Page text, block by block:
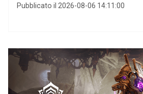
Pubblicato il 2026-08-06 14:11:00